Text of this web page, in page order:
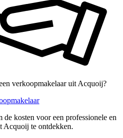
verkoopmakelaar uit Acquoij?
kosten voor een professionele en
Acquoij te ontdekken.